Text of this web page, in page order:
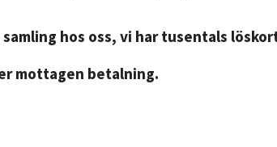
hos oss, vi har tusentals
mottagen betalning.